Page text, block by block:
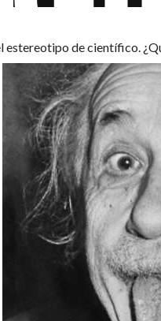
estereotipo de científico.